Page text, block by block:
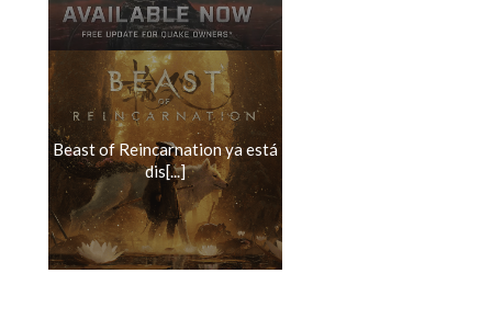
Beast of Reincarnation ya está
dis[...]